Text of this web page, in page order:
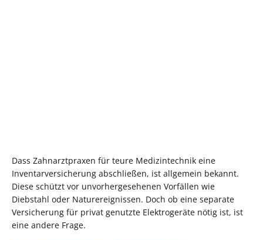
Dass Zahnarztpraxen für teure Medizintechnik eine
Inventarversicherung abschließen, ist allgemein bekannt.
Diese schützt vor unvorhergesehenen Vorfällen wie
Diebstahl oder Naturereignissen. Doch ob eine separate
Versicherung für privat genutzte Elektrogeräte nötig ist, ist
eine andere Frage.